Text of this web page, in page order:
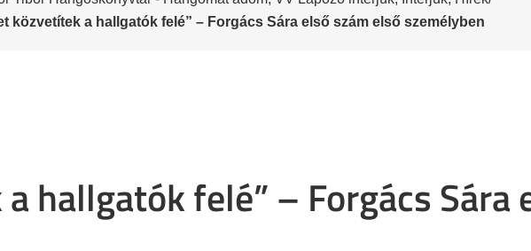
közvetítek a hallgatók felé” – Forgács Sára első szám első személyben
hallgatók felé” – Forgács Sára